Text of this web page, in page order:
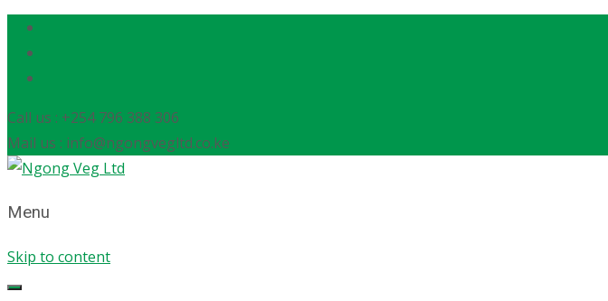
Call us : +254 796 388 306
Mail us : info@ngongvegltd.co.ke
Menu
Skip to content